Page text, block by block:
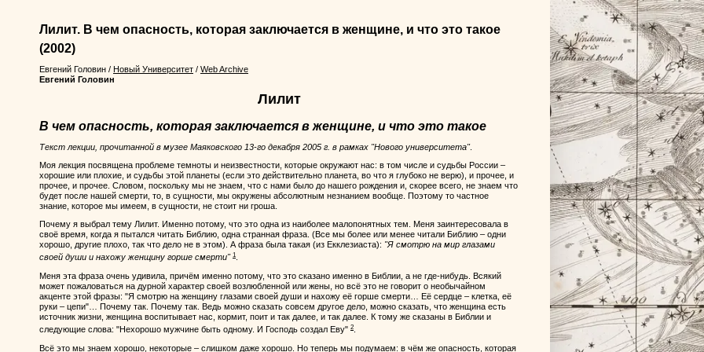
Лилит. В чем опасность, которая заключается в женщине, и что это такое
(2002)
Евгений Головин / Новый Университет / Web Archive
Евгений Головин
Лилит
В чем опасность, которая заключается в женщине, и что это такое
Текст лекции, прочитанной в музее Маяковского 13-го декабря 2005 г. в рамках "Нового университета".
Моя лекция посвящена проблеме темноты и неизвестности, которые окружают нас: в том числе и судьбы России –
хорошие или плохие, и судьбы этой планеты (если это действительно планета, во что я глубоко не верю), и прочее, и
прочее, и прочее. Словом, поскольку мы не знаем, что с нами было до нашего рождения и, скорее всего, не знаем что
будет после нашей смерти, то, в сущности, мы окружены абсолютным незнанием вообще. Поэтому то частное
знание, которое мы имеем, в сущности, не стоит ни гроша.
Почему я выбрал тему Лилит. Именно потому, что это одна из наиболее малопонятных тем. Меня заинтересовала в
своё время, когда я пытался читать Библию, одна странная фраза. (Все мы более или менее читали Библию – одни
хорошо, другие плохо, так что дело не в этом). А фраза была такая (из Екклезиаста): "Я смотрю на мир глазами
своей души и нахожу женщину горше смерти" 1
Меня эта фраза очень удивила, причём именно потому, что это сказано именно в Библии, а не где-нибудь. Всякий
может пожаловаться на дурной характер своей возлюбленной или жены, но всё это не говорит о необычайном
акценте этой фразы: "Я смотрю на женщину глазами своей души и нахожу её горше смерти… Её сердце – клетка, её
руки – цепи"… Почему так. Почему так. Ведь можно сказать совсем другое дело, можно сказать, что женщина есть
источник жизни, женщина воспитывает нас, кормит, поит и так далее, и так далее. К тому же сказаны в Библии и
следующие слова: "Нехорошо мужчине быть одному. И Господь создал Еву" 2
Всё это мы знаем хорошо, некоторые – слишком даже хорошо. Но теперь мы подумаем: в чём же опасность, которая